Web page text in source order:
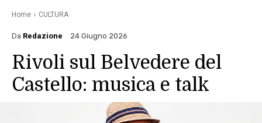
Home CULTURA
Da Redazione 24 Giugno 2026
Rivoli sul Belvedere del
Castello: musica e talk